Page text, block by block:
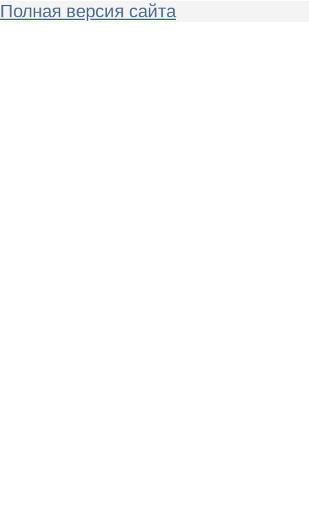
Полная версия сайта